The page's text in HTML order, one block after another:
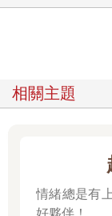
相關主題
情緒總是有
好夥伴！